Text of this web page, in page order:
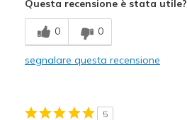
Breathe Well
Comfortable
Questa recensione è stata utile?
0 0
segnalare questa recensione
5